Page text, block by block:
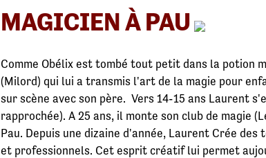
MAGICIEN À PAU
Comme Obélix est tombé tout petit dans la potion
(Milord) qui lui a transmis l'art de la magie pour
sur scène avec son père. Vers 14-15 ans Laurent
rapprochée). A 25 ans, il monte son club de magie
Pau. Depuis une dizaine d'année, Laurent Crée
et professionnels. Cet esprit créatif lui permet